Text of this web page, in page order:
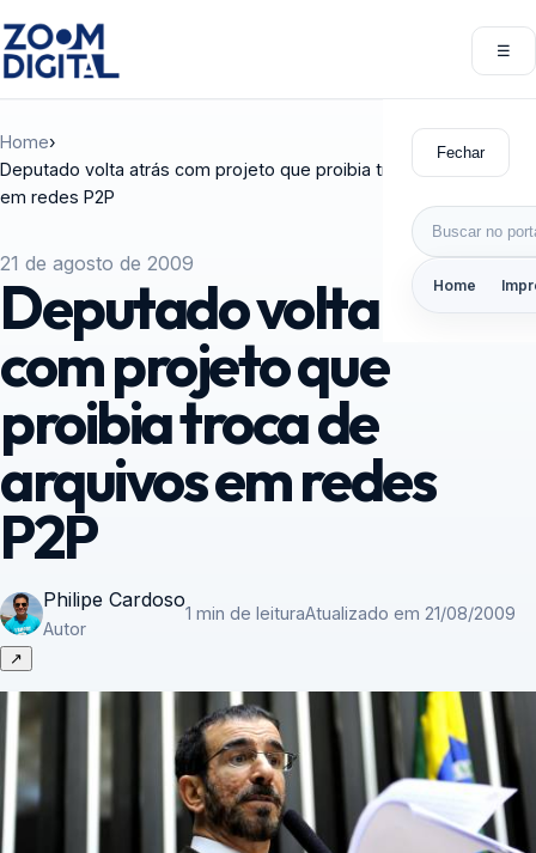
☰
Fechar
Buscar por:
Home
Home›
Deputado volta atrás com projeto que proibia troca de arquivos
em redes P2P
21 de agosto de 2009
Deputado volta atrás
com projeto que
proibia troca de
arquivos em redes
P2P
Philipe Cardoso
Autor
1 min de leituraAtualizado em 21/08/2009
↗